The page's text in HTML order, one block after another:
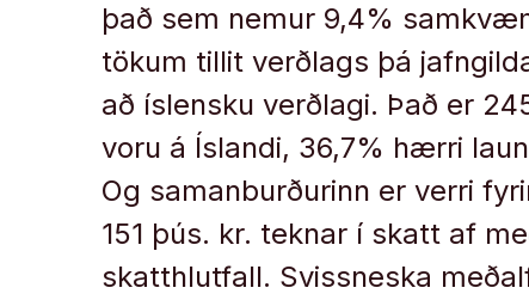
það sem nemur 9,4%
tökum tillit verðlags þá
að íslensku verðlagi. Það er
voru á Íslandi, 36,7% hærri
Og samanburðurinn er verri
151 þús. kr. teknar í skatt af
skatthlutfall. Svissneska